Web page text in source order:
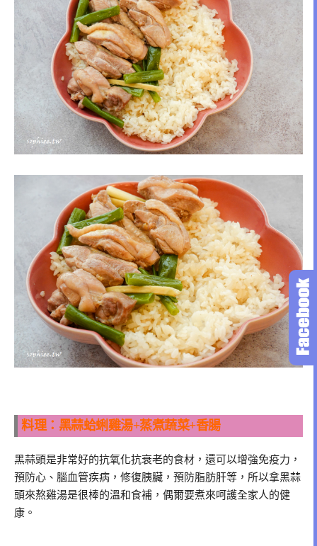
料理：黑蒜蛤蜊雞湯+蒸煮蔬菜+香腸
黑蒜頭是非常好的抗氧化抗衰老的食材，還可以增強免疫力，
預防心、腦血管疾病，修復胰臟，預防脂肪肝等，所以拿黑蒜
頭來熬雞湯是很棒的溫和食補，偶爾要煮來呵護全家人的健
康。